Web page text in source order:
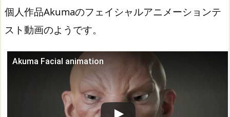
個人作品Akumaのフェイシャルアニメーションテ
スト動画のようです。
Akuma Facial animation
この動画を YouTube で視聴